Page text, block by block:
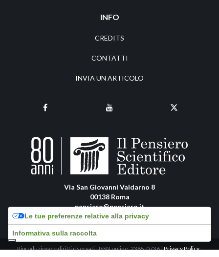
INFO
CREDITS
CONTATTI
INVIA UN ARTICOLO
Via San Giovanni Valdarno 8
00138 Roma
pensiero@pensiero.it
amministrazione@pec.pensiero.com
Riproduzione e diritti riservati - ISSN online: 2385-0736 |Privacy Policy-
Le tue preferenze relative alla privacy
Informativa sulla raccolta